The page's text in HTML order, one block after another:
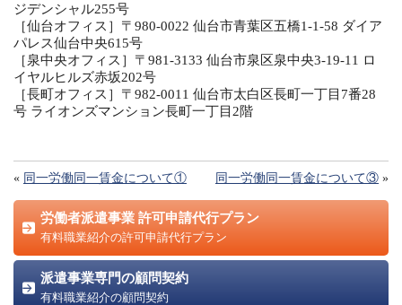
ジデンシャル255号
［仙台オフィス］〒980-0022 仙台市青葉区五橋1-1-58 ダイア
パレス仙台中央615号
［泉中央オフィス］〒981-3133 仙台市泉区泉中央3-19-11 ロ
イヤルヒルズ赤坂202号
［長町オフィス］〒982-0011 仙台市太白区長町一丁目7番28
号 ライオンズマンション長町一丁目2階
« 同一労働同一賃金について① 同一労働同一賃金について③ »
労働者派遣事業 許可申請代行プラン
有料職業紹介の許可申請代行プラン
派遣事業専門の顧問契約
有料職業紹介の顧問契約